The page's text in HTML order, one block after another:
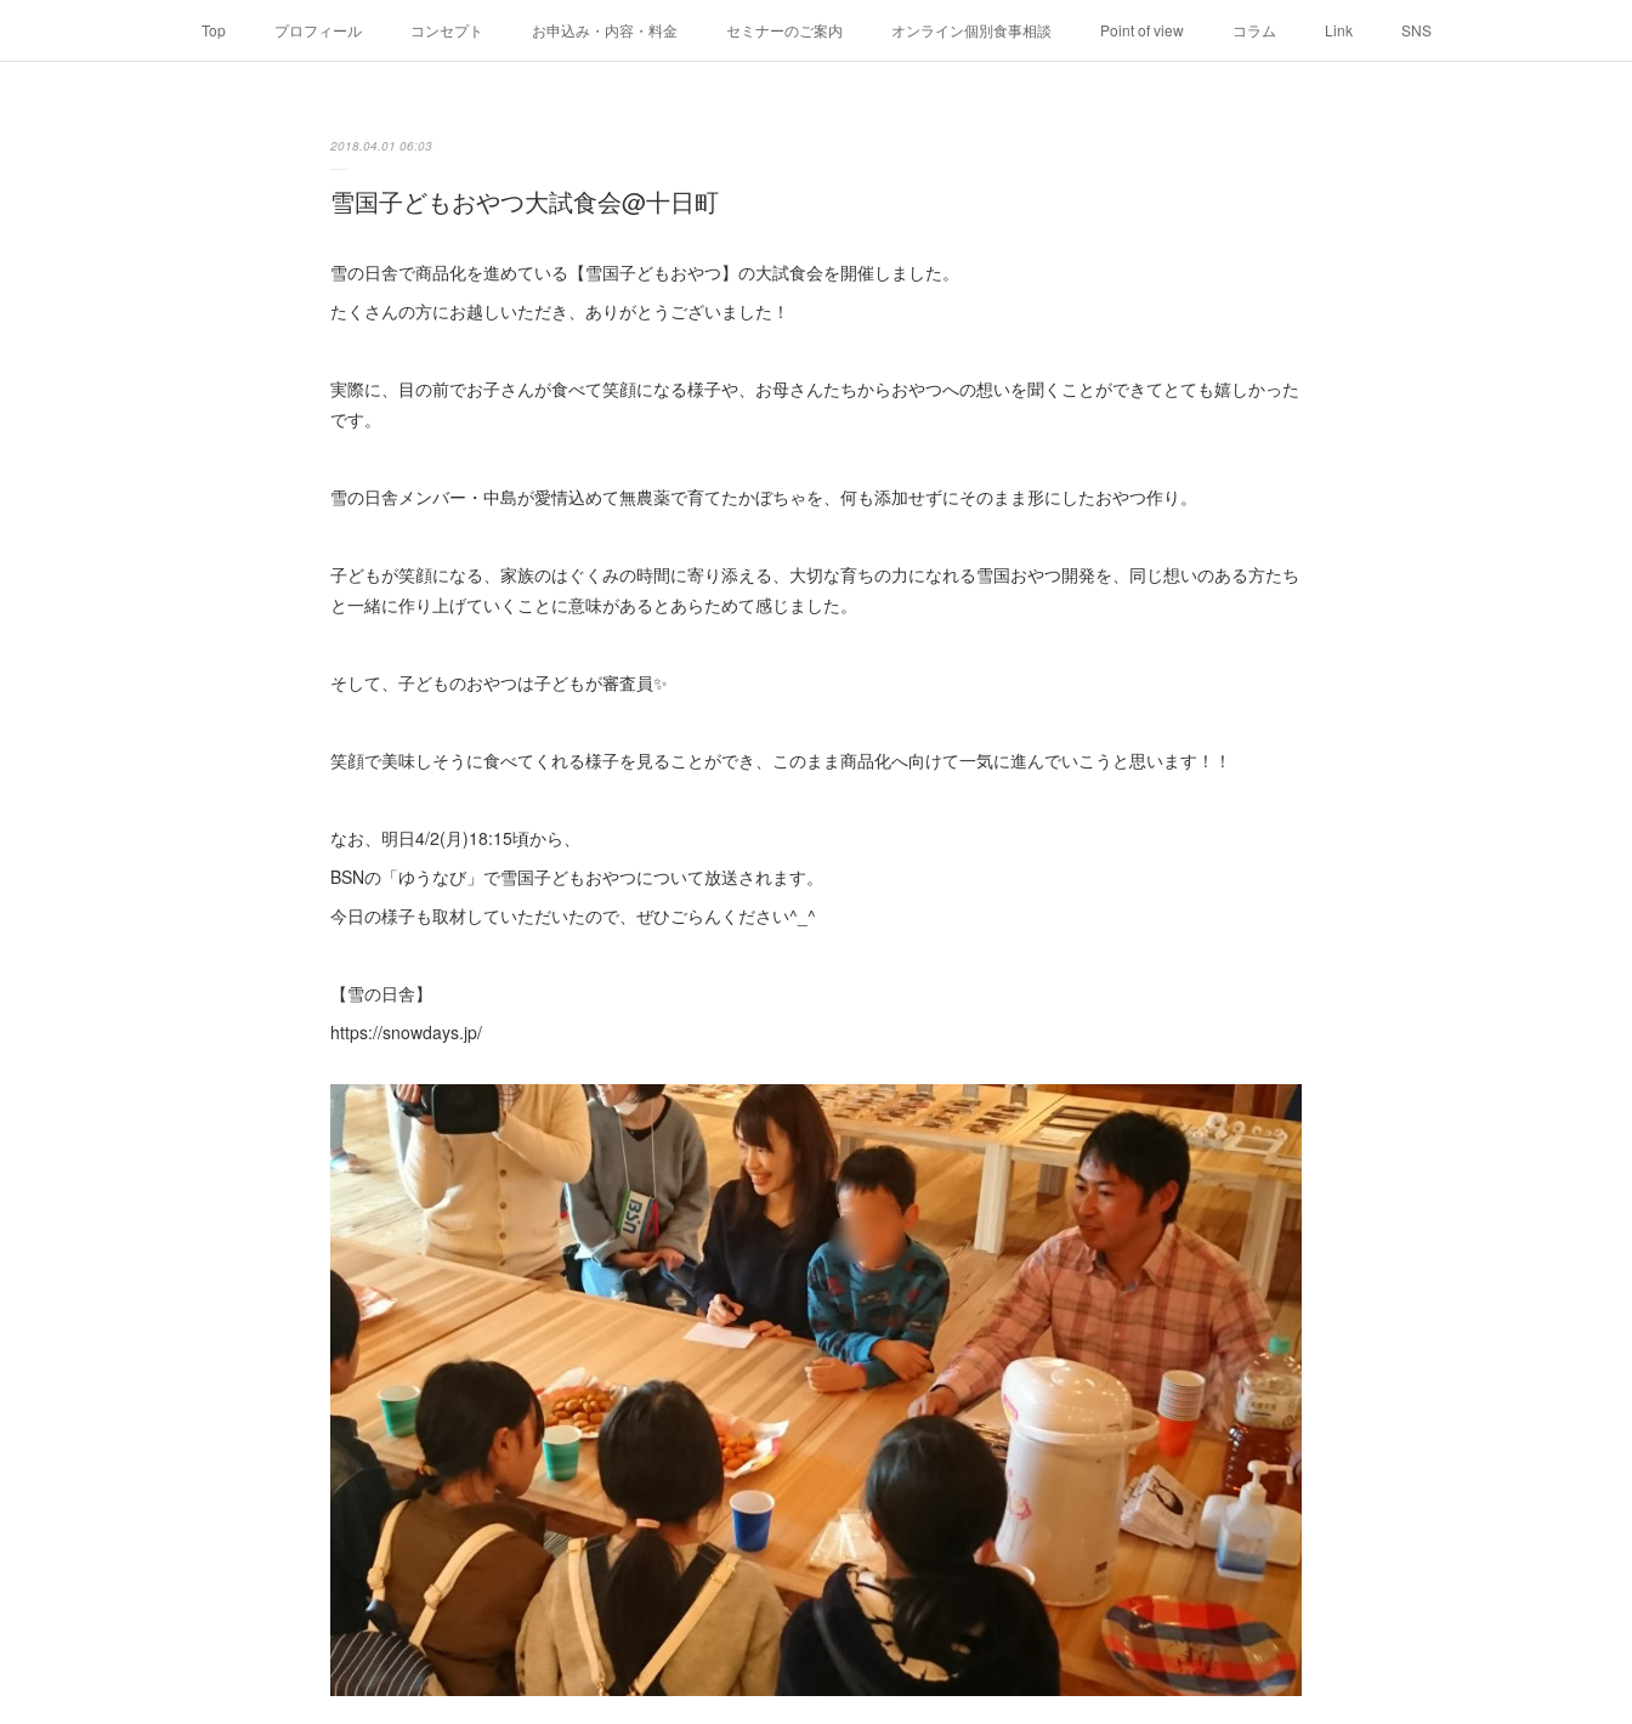
Top プロフィール コンセプト お申込み・内容・料金 セミナーのご案内 オンライン個別食事相談 Point of view コラム Link SNS
2018.04.01 06:03
雪国子どもおやつ大試食会@十日町
雪の日舎で商品化を進めている【雪国子どもおやつ】の大試食会を開催しました。
たくさんの方にお越しいただき、ありがとうございました！
実際に、目の前でお子さんが食べて笑顔になる様子や、お母さんたちからおやつへの想いを聞くことができてとても嬉しかった
です。
雪の日舎メンバー・中島が愛情込めて無農薬で育てたかぼちゃを、何も添加せずにそのまま形にしたおやつ作り。
子どもが笑顔になる、家族のはぐくみの時間に寄り添える、大切な育ちの力になれる雪国おやつ開発を、同じ想いのある方たち
と一緒に作り上げていくことに意味があるとあらためて感じました。
そして、子どものおやつは子どもが審査員✨
笑顔で美味しそうに食べてくれる様子を見ることができ、このまま商品化へ向けて一気に進んでいこうと思います！！
なお、明日4/2(月)18:15頃から、
BSNの「ゆうなび」で雪国子どもおやつについて放送されます。
今日の様子も取材していただいたので、ぜひごらんください^_^
【雪の日舎】
https://snowdays.jp/